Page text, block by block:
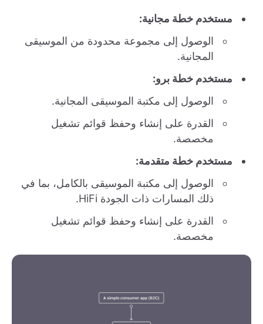
مستخدم خطة مجانية:
الوصول إلى مجموعة محدودة من الموسيقى
المجانية.
مستخدم خطة برو:
الوصول إلى مكتبة الموسيقى المجانية.
القدرة على إنشاء وحفظ قوائم تشغيل
مخصصة.
مستخدم خطة متقدمة:
الوصول إلى مكتبة الموسيقى بالكامل، بما في
ذلك المسارات ذات الجودة HiFi.
القدرة على إنشاء وحفظ قوائم تشغيل
مخصصة.